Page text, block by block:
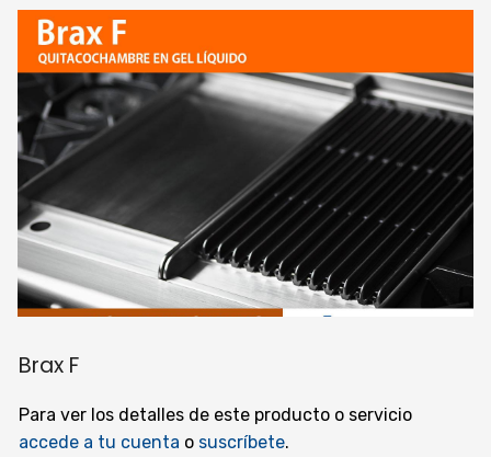
Brax F
Para ver los detalles de este producto o servicio
accede a tu cuenta o suscríbete.